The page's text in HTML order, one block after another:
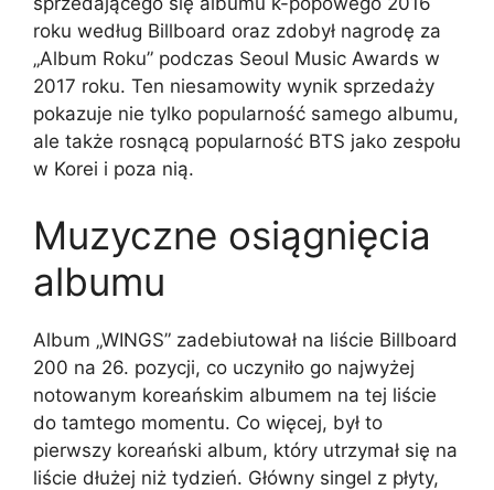
roku według Billboard oraz zdobył nagrodę za
„Album Roku” podczas Seoul Music Awards w
2017 roku. Ten niesamowity wynik sprzedaży
pokazuje nie tylko popularność samego albumu,
ale także rosnącą popularność BTS jako zespołu
w Korei i poza nią.
Muzyczne osiągnięcia
albumu
Album „WINGS” zadebiutował na liście Billboard
200 na 26. pozycji, co uczyniło go najwyżej
notowanym koreańskim albumem na tej liście
do tamtego momentu. Co więcej, był to
pierwszy koreański album, który utrzymał się na
liście dłużej niż tydzień. Główny singel z płyty,